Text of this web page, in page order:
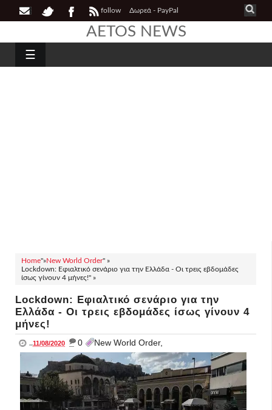
follow Δωρεά - PayPal
AETOS NEWS
☰
Home"»New World Order" »
Lockdown: Εφιαλτικό σενάριο για την Ελλάδα - Οι τρεις εβδομάδες
ίσως γίνουν 4 μήνες!" »
Lockdown: Εφιαλτικό σενάριο για την
Ελλάδα - Οι τρεις εβδομάδες ίσως γίνουν 4
μήνες!
..11/08/2020 _ 0 New World Order,